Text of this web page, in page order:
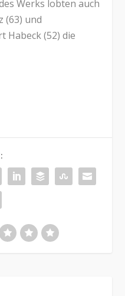
Werks lobten auch
(63) und
Habeck (52) die